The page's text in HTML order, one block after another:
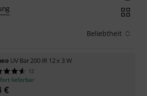
Beliebtheit
UV Bar 200 IR 12 x 3 W
12
lieferbar
€